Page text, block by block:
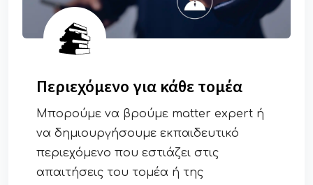
Περιεχόμενο για κάθε τομέα
Μπορούμε να βρούμε matter expert ή
να δημιουργήσουμε εκπαιδευτικό
περιεχόμενο που εστιάζει στις
απαιτήσεις του τομέα ή της